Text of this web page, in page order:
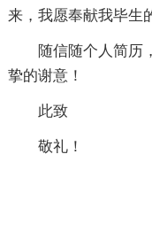
来，我愿奉献我毕生
随信随个人简历
挚的谢意！
此致
敬礼！